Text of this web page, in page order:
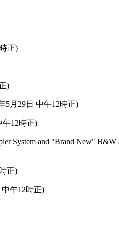
正)
)
5月29日 中午12時正)
午12時正)
System and "Brand New"
正)
午12時正)